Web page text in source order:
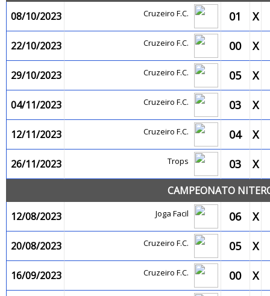
08/10/2023
Cruzeiro F.C. 01 X
22/10/2023 Cruzeiro F.C. 00 X
29/10/2023 Cruzeiro F.C. 05 X
04/11/2023 Cruzeiro F.C. 03 X
12/11/2023 Cruzeiro F.C. 04 X
26/11/2023 Trops 03 X
CAMPEONATO
12/08/2023
Joga Facil 06 X
20/08/2023 Cruzeiro F.C. 05 X
16/09/2023 Cruzeiro F.C. 00 X